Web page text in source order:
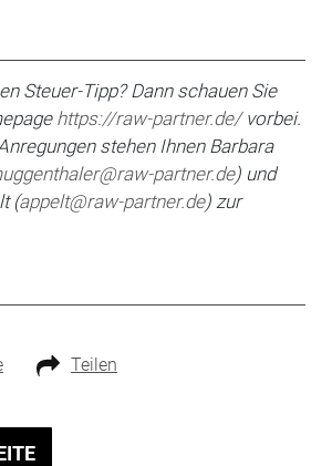
Steuer-Tipp? Dann schauen Sie
https://raw-partner.de/vorbei.
stehen Ihnen Barbara
partner.de) und
(appelt@raw-partner.de) zur
Teilen